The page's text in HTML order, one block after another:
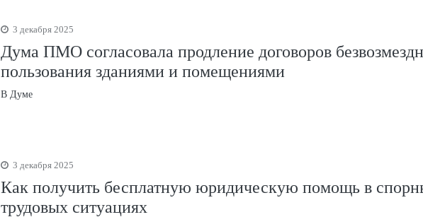
3 декабря 2025
Дума ПМО согласовала продление договоров
пользования зданиями и помещениями
В Думе
3 декабря 2025
Как получить бесплатную юридическую помощь в
трудовых ситуациях